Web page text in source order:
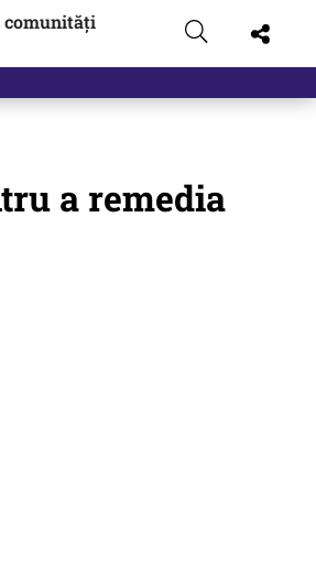
comunități
a remedia